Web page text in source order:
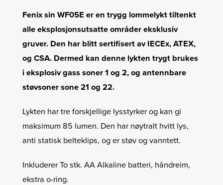
Fenix sin WF05E er en trygg lommelykt tiltenkt
alle eksplosjonsutsatte områder eksklusiv
gruver. Den har blitt sertifisert av IECEx, ATEX,
og CSA. Dermed kan denne lykten trygt brukes
i eksplosiv gass soner 1 og 2, og antennbare
støvsoner sone 21 og 22.
Lykten har tre forskjellige lysstyrker og kan gi
maksimum 85 lumen. Den har nøytralt hvitt lys,
anti statisk belteklips, og er støv og vanntett.
Inkluderer To stk. AA Alkaline batteri, håndreim,
ekstra o-ring.